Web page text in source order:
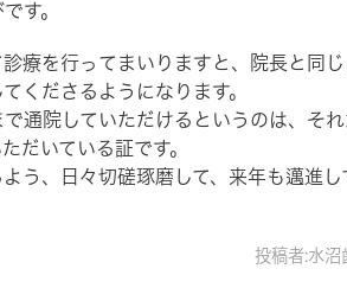
す。
療を行ってまいりますと、院長と同じ
くださるようになります。
通院していただけるというのは、そ
だいている証です。
う、日々切磋琢磨して、来年も邁進し
投稿者:水沼